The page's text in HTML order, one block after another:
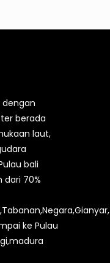
dengan
berada
laut,
bali
dari 70%
ke Pulau